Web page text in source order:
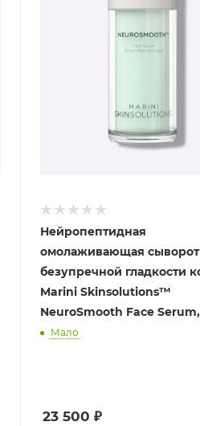
Нейропептидная
омолаживающая
безупречной гладкости
Marini Skinsolutions™
NeuroSmooth Face
Мало
23 500 ₽